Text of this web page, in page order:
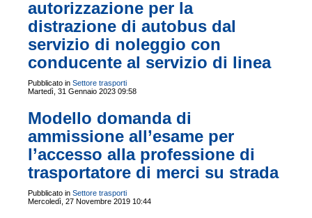
autorizzazione per la
distrazione di autobus dal
servizio di noleggio con
conducente al servizio di linea
Pubblicato in Settore trasporti
Martedì, 31 Gennaio 2023 09:58
Modello domanda di
ammissione all’esame per
l’accesso alla professione di
trasportatore di merci su strada
Pubblicato in Settore trasporti
Mercoledì, 27 Novembre 2019 10:44